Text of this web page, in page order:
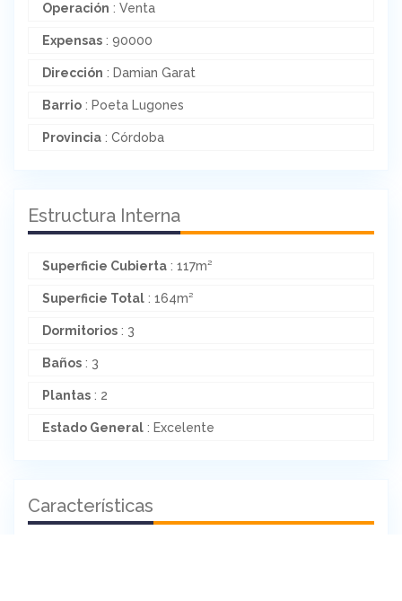
Operación : Venta
Expensas : 90000
Dirección : Damian Garat
Barrio : Poeta Lugones
Provincia : Córdoba
Estructura Interna
Superficie Cubierta : 117m²
Superficie Total : 164m²
Dormitorios : 3
Baños : 3
Plantas : 2
Estado General : Excelente
Características